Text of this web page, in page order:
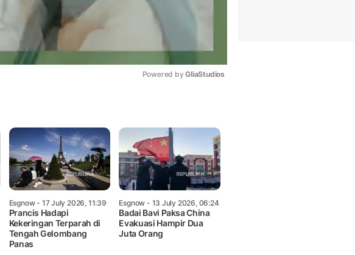
Powered by GliaStudios
Esgnow- 17 July 2026, 11:39
Prancis Hadapi
Kekeringan Terparah di
Tengah Gelombang
Panas
Esgnow - 13 July 2026, 06:24
Badai Bavi Paksa China
Evakuasi Hampir Dua
Juta Orang